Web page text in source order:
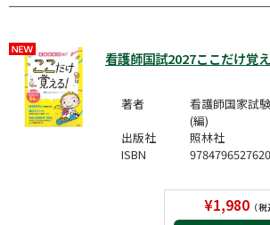
看護師国試2027ここだけ覚
著者
看護師国家試
(編)
出版社
照林社
ISBN
9784796527620
¥1,980（税